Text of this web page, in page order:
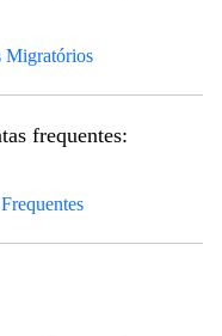
Migratórios
frequentes: